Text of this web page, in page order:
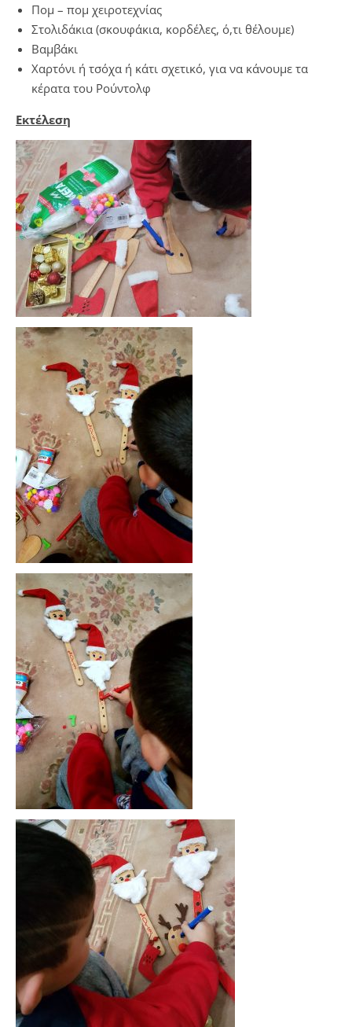
Πομ – πομ χειροτεχνίας
Στολιδάκια (σκουφάκια, κορδέλες, ό,τι θέλουμε)
Βαμβάκι
Χαρτόνι ή τσόχα ή κάτι σχετικό, για να κάνουμε τα
κέρατα του Ρούντολφ
Εκτέλεση